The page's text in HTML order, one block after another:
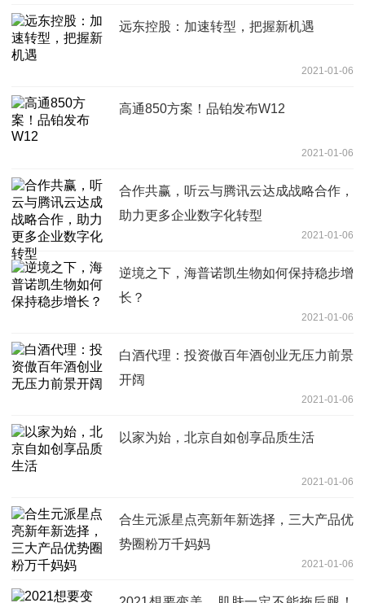
远东控股：加速转型，把握新机遇
2021-01-06
高通850方案！品铂发布W12
2021-01-06
合作共赢，听云与腾讯云达成战略合作，
助力更多企业数字化转型
2021-01-06
逆境之下，海普诺凯生物如何保持稳步增
长？
2021-01-06
白酒代理：投资傲百年酒创业无压力前景
开阔
2021-01-06
以家为始，北京自如创享品质生活
2021-01-06
合生元派星点亮新年新选择，三大产品优
势圈粉万千妈妈
2021-01-06